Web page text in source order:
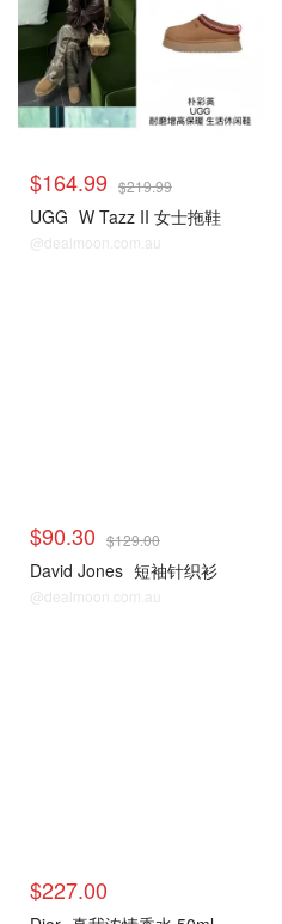
$164.99 $219.99
UGG W Tazz II 女士拖鞋
@dealmoon.com.au
$90.30 $129.00
David Jones 短袖针织衫
@dealmoon.com.au
$227.00